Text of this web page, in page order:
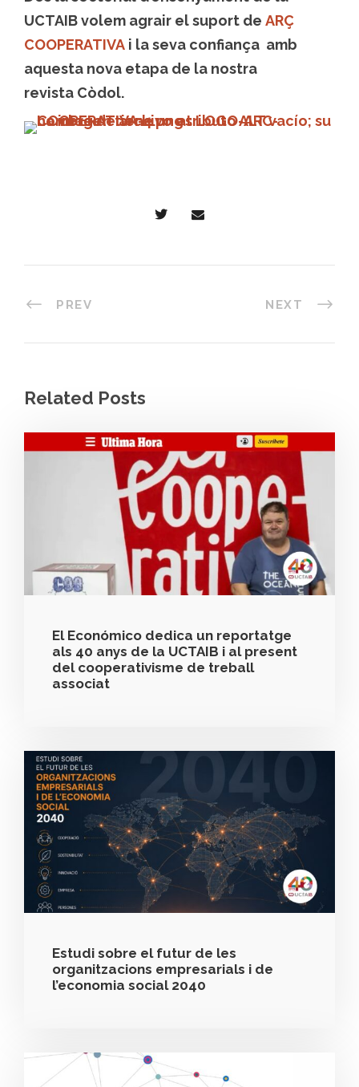
UCTAIB volem agrair el suport de ARÇ
COOPERATIVA i la seva confiança amb
aquesta nova etapa de la nostra
revista Còdol.
PREV NEXT
Related Posts
El Económico dedica un reportatge
als 40 anys de la UCTAIB i al present
del cooperativisme de treball
associat
Estudi sobre el futur de les
organitzacions empresarials i de
l’economia social 2040